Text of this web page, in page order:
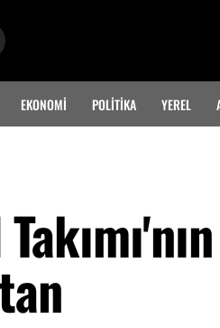
EKONOMİ POLİTİKA YEREL